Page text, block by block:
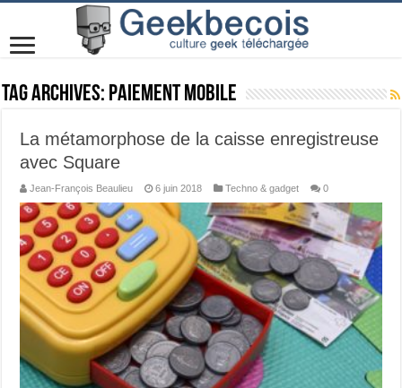
Tag Archives: paiement mobile
La métamorphose de la caisse enregistreuse
avec Square
Jean-François Beaulieu 6 juin 2018 Techno & gadget 0